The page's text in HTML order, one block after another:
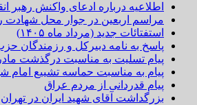
اطلاعیه درباره ادعای واکنش رهبر
مراسم اربعین در جوار محل شهادت
استفتائات جدید (مرداد ماه ۱۴۰۵)
پاسخ به نامه دبیرکل و رزمندگان
پیام تسلیت به مناسبت درگذشت
پیام به مناسبت حماسه تشییع امام
پیام قدردانی از مردم عراق
بزرگداشت آقای شهید ایران در تهران